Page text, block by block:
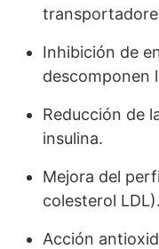
Inhibición de
descomponen
Reducción de
insulina.
Mejora del
colesterol LDL).
Acción